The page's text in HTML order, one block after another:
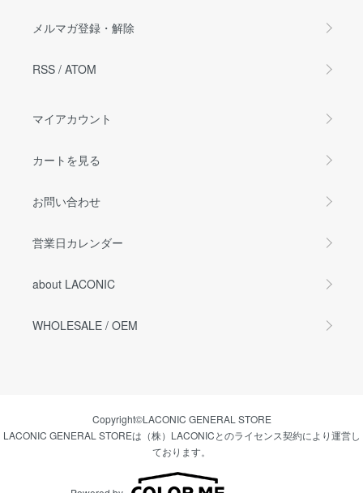
メルマガ登録・解除
RSS / ATOM
マイアカウント
カートを見る
お問い合わせ
営業日カレンダー
about LACONIC
WHOLESALE / OEM
Copyright©LACONIC GENERAL STORE
LACONIC GENERAL STOREは（株）LACONICとのライセンス契約により運営し
ております。